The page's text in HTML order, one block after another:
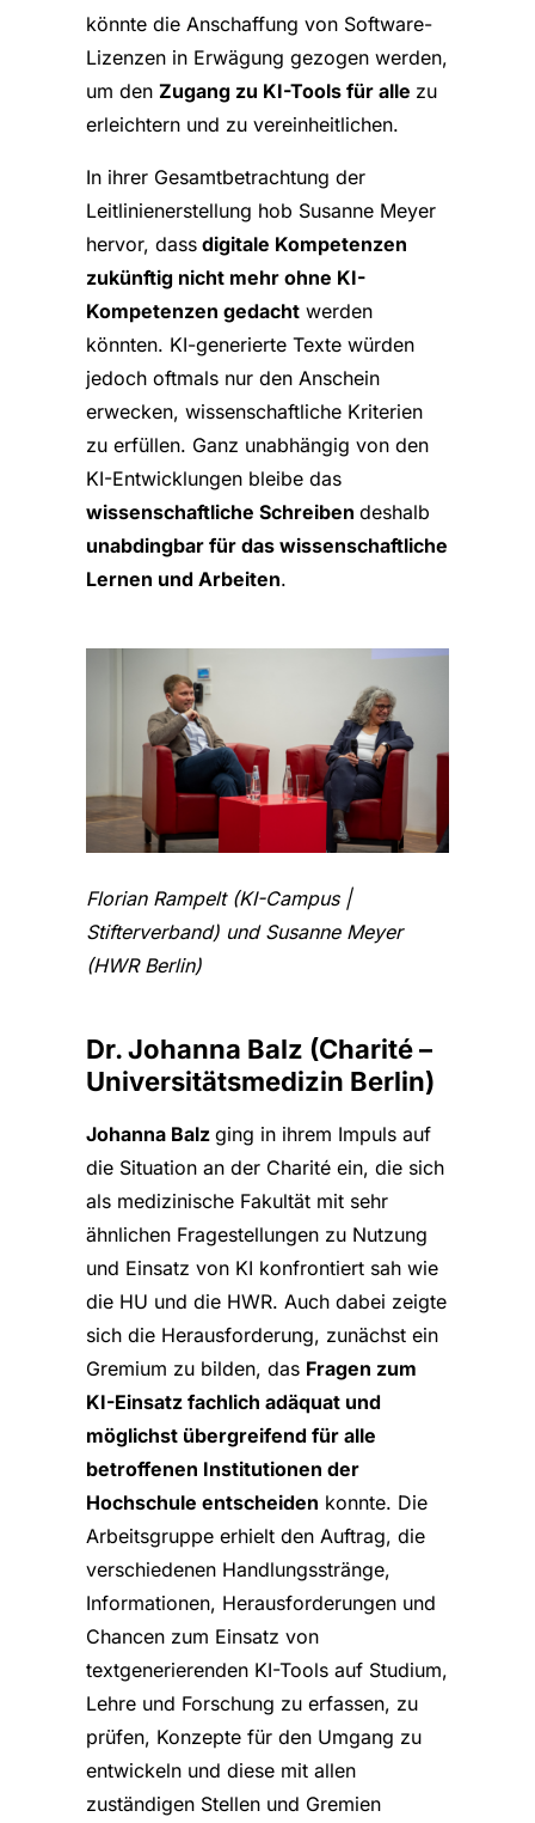
könnte die Anschaffung von Software-
Lizenzen in Erwägung gezogen werden,
um den Zugang zu KI-Tools für alle zu
erleichtern und zu vereinheitlichen.
In ihrer Gesamtbetrachtung der
Leitlinienerstellung hob Susanne Meyer
hervor, dass digitale Kompetenzen
zukünftig nicht mehr ohne KI-
Kompetenzen gedacht werden
könnten. KI-generierte Texte würden
jedoch oftmals nur den Anschein
erwecken, wissenschaftliche Kriterien
zu erfüllen. Ganz unabhängig von den
KI-Entwicklungen bleibe das
wissenschaftliche Schreiben deshalb
unabdingbar für das wissenschaftliche
Lernen und Arbeiten.
Florian Rampelt (KI-Campus |
Stifterverband) und Susanne Meyer
(HWR Berlin)
Dr. Johanna Balz (Charité –
Universitätsmedizin Berlin)
Johanna Balz ging in ihrem Impuls auf
die Situation an der Charité ein, die sich
als medizinische Fakultät mit sehr
ähnlichen Fragestellungen zu Nutzung
und Einsatz von KI konfrontiert sah wie
die HU und die HWR. Auch dabei zeigte
sich die Herausforderung, zunächst ein
Gremium zu bilden, das Fragen zum
KI-Einsatz fachlich adäquat und
möglichst übergreifend für alle
betroffenen Institutionen der
Hochschule entscheiden konnte. Die
Arbeitsgruppe erhielt den Auftrag, die
verschiedenen Handlungsstränge,
Informationen, Herausforderungen und
Chancen zum Einsatz von
textgenerierenden KI-Tools auf Studium,
Lehre und Forschung zu erfassen, zu
prüfen, Konzepte für den Umgang zu
entwickeln und diese mit allen
zuständigen Stellen und Gremien